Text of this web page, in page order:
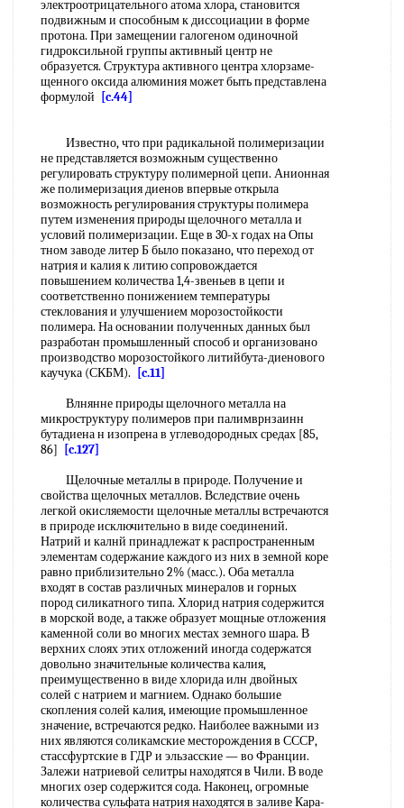
электроотрицательного атома хлора, становится
подвижным и способным к диссоциации в форме
протона. При замещении галогеном одиночной
гидроксильной группы активный центр не
образуется. Структура активного центра хлорзаме-
щенного оксида алюминия может быть представлена
формулой
[c.44]
Известно, что при радикальной полимеризации
не представляется возможным существенно
регулировать структуру полимерной цепи. Анионная
же полимеризация диенов впервые открыла
возможность регулирования структуры полимера
путем изменения природы щелочного металла и
условий полимеризации. Еще в 30-х годах на Опы
тном заводе литер Б было показано, что переход от
натрия и калия к литию сопровождается
повышением количества 1,4-звеньев в цепи и
соответственно понижением температуры
стеклования и улучшением морозостойкости
полимера. На основании полученных данных был
разработан промышленный способ и организовано
производство морозостойкого литийбута-диенового
каучука (СКБМ).
[c.11]
Влнянне природы щелочного металла на
микроструктуру полимеров при палимврнзаинн
бутадиена н изопрена в углеводородных средах [85,
86]
[c.127]
Щелочные металлы в природе. Получение и
свойства щелочных металлов. Вследствие очень
легкой окисляемости щелочные металлы встречаются
в природе исключительно в виде соединений.
Натрий и калнй принадлежат к распространенным
элементам содержание каждого из них в земной коре
равно приблизительно 2% (масс.). Оба металла
входят в состав различных минералов и горных
пород силикатного типа. Хлорид натрия содержится
в морской воде, а также образует мощные отложения
каменной соли во многих местах земного шара. В
верхних слоях этих отложений иногда содержатся
довольно значительные количества калия,
преимущественно в виде хлорида илн двойных
солей с натрием и магнием. Однако большие
скопления солей калия, имеющие промышленное
значение, встречаются редко. Наиболее важными из
них являются соликамские месторождения в СССР,
стассфуртские в ГДР и эльзасские — во Франции.
Залежи натриевой селитры находятся в Чили. В воде
многих озер содержится сода. Наконец, огромные
количества сульфата натрия находятся в заливе Кара-